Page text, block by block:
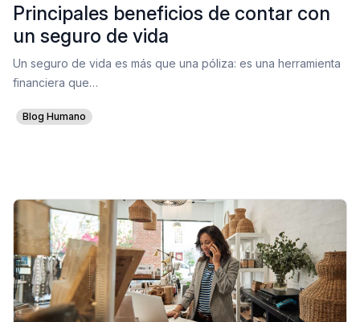
Principales beneficios de contar con
un seguro de vida
Un seguro de vida es más que una póliza: es una herramienta
financiera que…
Blog Humano